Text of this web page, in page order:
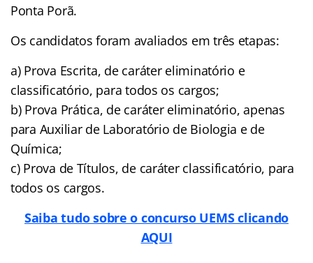
Ponta Porã.
Os candidatos foram avaliados em três etapas:
a) Prova Escrita, de caráter eliminatório e
classificatório, para todos os cargos;
b) Prova Prática, de caráter eliminatório, apenas
para Auxiliar de Laboratório de Biologia e de
Química;
c) Prova de Títulos, de caráter classificatório, para
todos os cargos.
Saiba tudo sobre o concurso UEMS clicando
AQUI